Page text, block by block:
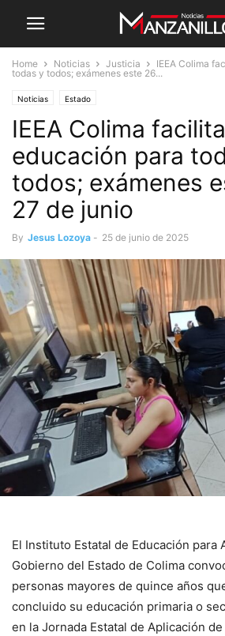
Home Noticias Justicia
IEEA Colima
todas y todos; exámenes este 26...
Noticias Estado
IEEA Colima
educación para
todos; exámenes
27 de junio
By Jesus Lozoya - 25 de junio de 2025
El Instituto Estatal de Educación para
Gobierno del Estado de Colima
personas mayores de quince años
concluido su educación primaria o
en la Jornada Estatal de Aplicación